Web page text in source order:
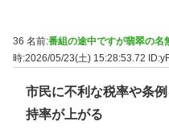
36 名前:番組の途中ですが翡翠の名
時:2026/05/23(土) 15:28:53.72
市民に不利な税率や条
持率が上がる